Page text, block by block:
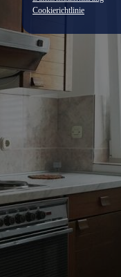
Cookierichtlinie